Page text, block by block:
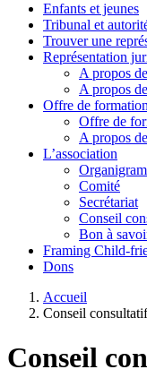
Enfants et jeunes
Tribunal et
Trouver une
Représentation
A propos
A propos
Offre de
Offre de
A propos
L’association
Comité
Secrétariat
Conseil
Bon à
Framing Child-
Dons
Accueil
Conseil consultatif
Conseil